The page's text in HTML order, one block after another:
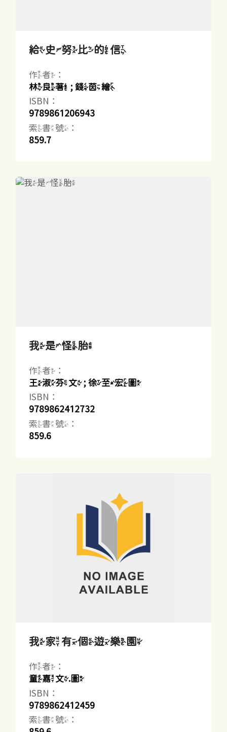
給史努比的信
作者：
林良著 ; 錢茵繪
ISBN：
9789861206943
索書號：
859.7
我是怪胎
作者：
王淑芬文 ; 徐至宏圖
ISBN：
9789862412732
索書號：
859.6
我家有個遊樂園
作者：
童嘉文.圖
ISBN：
9789862412459
索書號：